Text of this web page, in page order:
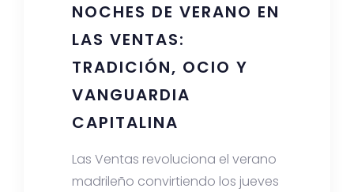
NOCHES DE VERANO EN
LAS VENTAS:
TRADICIÓN, OCIO Y
VANGUARDIA
CAPITALINA
Las Ventas revoluciona el verano
madrileño convirtiendo los jueves